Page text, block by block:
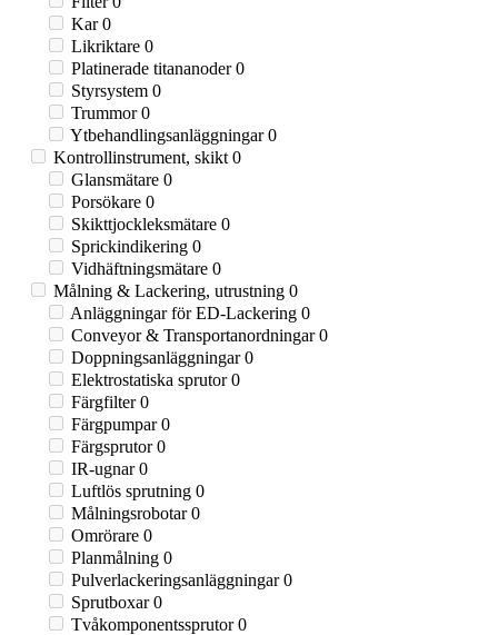
Kar0
Likriktare 0
Platinerade titananoder0
Styrsystem 0
Trummor0
Ytbehandlingsanläggningar0
Kontrollinstrument, skikt 0
Glansmätare 0
Porsökare 0
Skikttjockleksmätare 0
Sprickindikering 0
Vidhäftningsmätare 0
Målning & Lackering, utrustning 0
Anläggningar för ED-Lackering 0
Conveyor & Transportanordningar0
Doppningsanläggningar0
Elektrostatiska sprutor0
Färgfilter0
Färgpumpar0
Färgsprutor0
IR-ugnar0
Luftlös sprutning 0
Målningsrobotar0
Omrörare 0
Planmålning 0
Pulverlackeringsanläggningar0
Sprutboxar0
Tvåkomponentssprutor0